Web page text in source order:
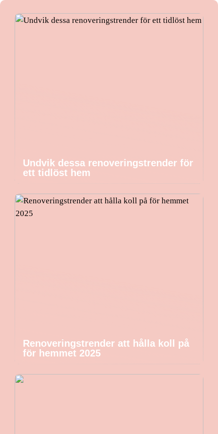
Undvik dessa renoveringstrender för
ett tidlöst hem
Renoveringstrender att hålla koll på
för hemmet 2025